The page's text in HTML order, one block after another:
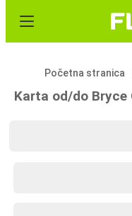
Početna stranica
Karta od/do Bryce